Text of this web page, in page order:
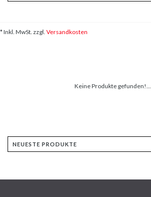
* Inkl. MwSt. zzgl. Versandkosten
Keine Produkte gefunden!...